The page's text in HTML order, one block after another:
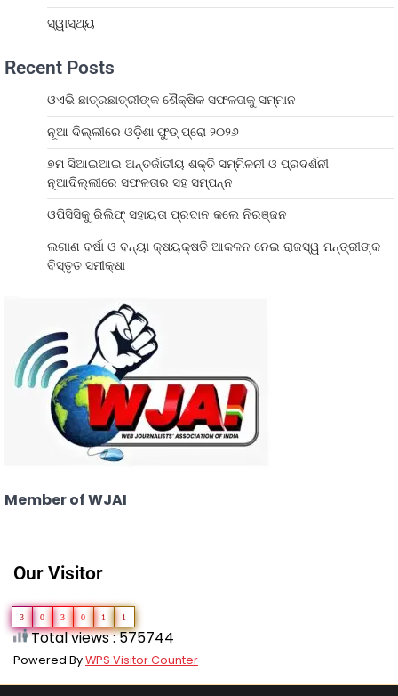
ସ୍ୱାସ୍ଥ୍ୟ
Recent Posts
ଓଏଭି ଛାତ୍ରଛାତ୍ରୀଙ୍କ ଶୈକ୍ଷିକ ସଫଳତାକୁ ସମ୍ମାନ
ନୂଆ ଦିଲ୍ଲୀରେ ଓଡ଼ିଶା ଫୁଡ୍ ପ୍ରୋ ୨୦୨୬
୭ମ ସିଆଇଆଇ ଅନ୍ତର୍ଜାତୀୟ ଶକ୍ତି ସମ୍ମିଳନୀ ଓ ପ୍ରଦର୍ଶନୀ
ନୂଆଦିଲ୍ଲୀରେ ସଫଳତାର ସହ ସମ୍ପନ୍ନ
ଓପିସିସିକୁ ରିଲିଫ୍ ସହାୟତା ପ୍ରଦାନ କଲେ ନିରଞ୍ଜନ
ଲଗାଣ ବର୍ଷା ଓ ବନ୍ୟା କ୍ଷୟକ୍ଷତି ଆକଳନ ନେଇ ରାଜସ୍ୱ ମନ୍ତ୍ରୀଙ୍କ
ବିସ୍ତୃତ ସମୀକ୍ଷା
Member of WJAI
Our Visitor
3 0 3 0 1 1
Total views : 575744
Powered ByWPS Visitor Counter